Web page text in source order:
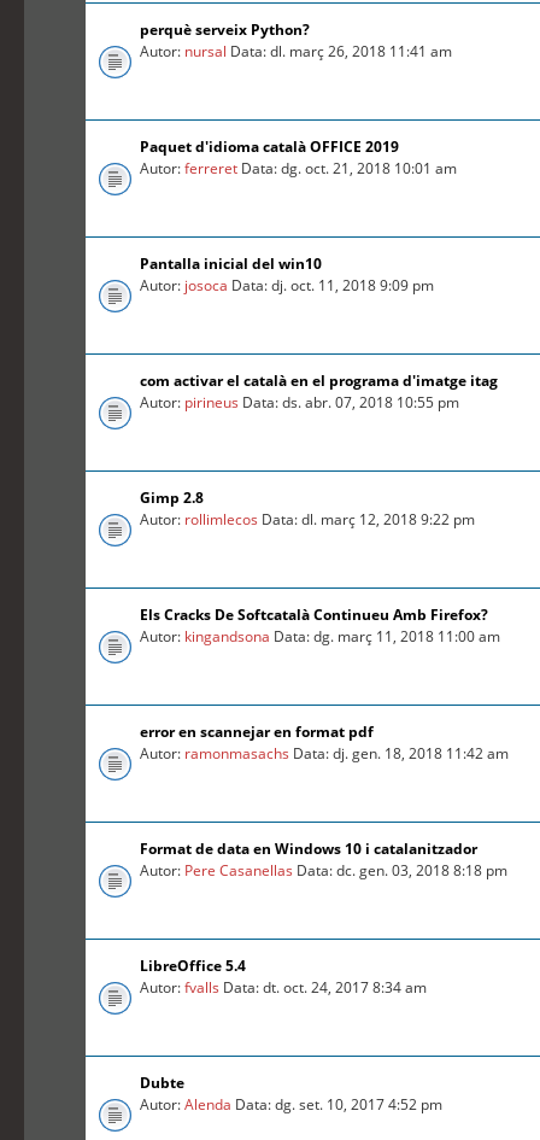
perquè serveix Python?
Autor: nursal Data: dl. març 26, 2018 11:41 am
Paquet d'idioma català OFFICE 2019
Autor:ferreret Data: dg. oct. 21, 2018 10:01 am
Pantalla inicial del win10
Autor: josoca Data: dj. oct. 11, 2018 9:09 pm
com activar el català en el programa d'imatge itag
Autor: pirineus Data: ds. abr. 07, 2018 10:55 pm
Gimp 2.8
Autor: rollimlecos Data: dl. març 12, 2018 9:22 pm
Els Cracks De Softcatalà Continueu Amb Firefox?
Autor: kingandsona Data: dg. març 11, 2018 11:00 am
error en scannejar en format pdf
Autor: ramonmasachs Data: dj. gen. 18, 2018 11:42 am
Format de data en Windows 10 i catalanitzador
Autor: Pere Casanellas Data: dc. gen. 03, 2018 8:18 pm
LibreOffice 5.4
Autor:fvalls Data: dt. oct. 24, 2017 8:34 am
Dubte
Autor:Alenda Data: dg. set. 10, 2017 4:52 pm